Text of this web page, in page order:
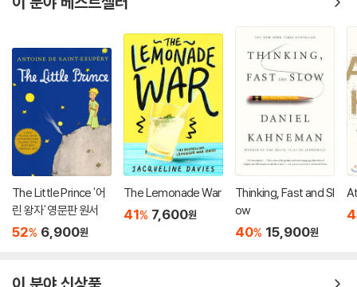
The Little Prince '어
린 왕자' 영문판 원서
52% 6,900원
The Lemonade War
41% 7,600원
Thinking, Fast and Sl
ow
40% 15,900원